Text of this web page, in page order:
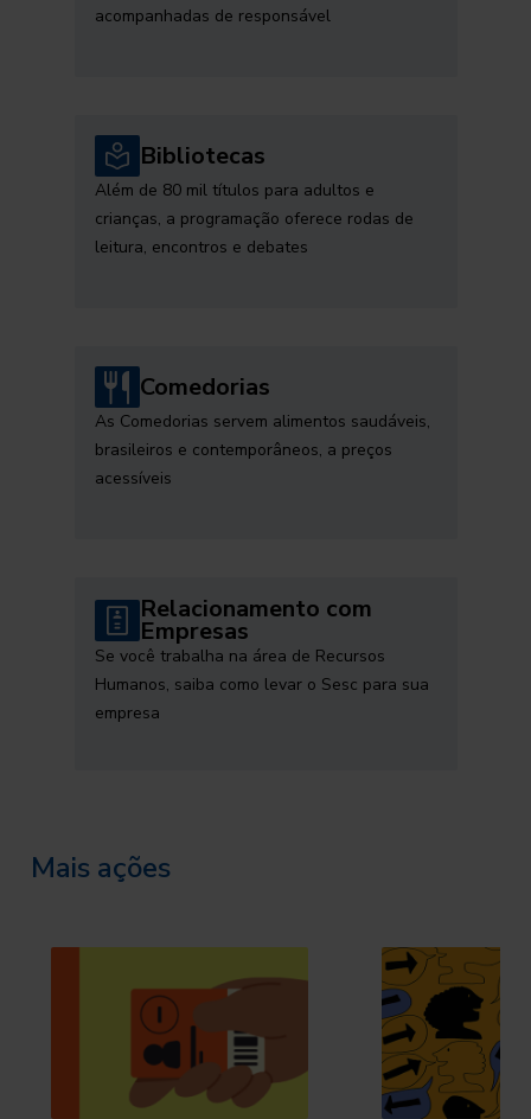
acompanhadas de responsável
Bibliotecas
Além de 80 mil títulos para adultos e
crianças, a programação oferece rodas de
leitura, encontros e debates
Comedorias
As Comedorias servem alimentos saudáveis,
brasileiros e contemporâneos, a preços
acessíveis
Relacionamento com
Empresas
Se você trabalha na área de Recursos
Humanos, saiba como levar o Sesc para sua
empresa
Mais ações